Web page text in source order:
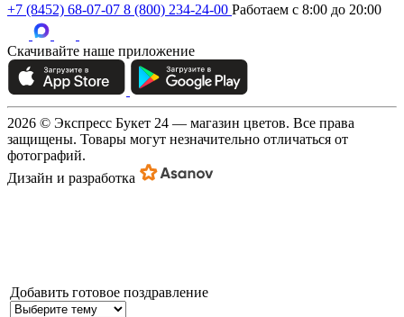
+7 (8452) 68-07-07 8 (800) 234-24-00 Работаем c 8:00 до 20:00
Скачивайте наше приложение
2026 © Экспресс Букет 24 — магазин цветов. Все права
защищены. Товары могут незначительно отличаться от
фотографий.
Дизайн и разработка
Добавить готовое поздравление